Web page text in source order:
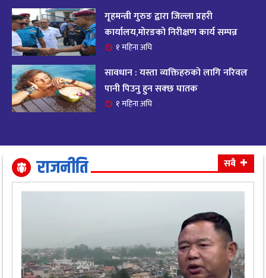
१८
आजको राशिफल : आइतवार, ८ भदौ २०८२ (२४ अगस्ट
२०२५)
११ महिना अघि
१९ आजको राशिफल २०८२ भदाै ४ गते, बुधवार
११ महिना अघि
धैर्यले सफलता मिल्नेछ
११ महिना अघि
गृहमन्त्री गुरुङ द्वारा जिल्ला प्रहरी
कार्यालय,मोरङको निरीक्षण कार्य सम्पन्न
१ महिना अघि
सावधान : यस्ता व्यक्तिहरुको लागि नरिवल
पानी पिउनु हुन सक्छ घातक
१ महिना अघि
राजनीति सबै